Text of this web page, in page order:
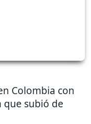
Colombia con
que subió de